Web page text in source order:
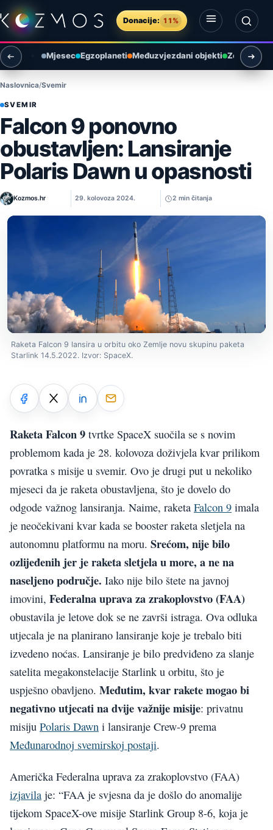
Preskoči na sadržaj
Donacije: 11%
Otvori izbornik
Otvori pretragu
Mjesec Egzoplaneti Međuzvjezdani objekti Zemlja i
Naslovnica Svemir
SVEMIR
Falcon 9 ponovno
obustavljen: Lansiranje
Polaris Dawn u opasnosti
Kozmos.hr 29. kolovoza 2024. 2 min čitanja
Raketa Falcon 9 lansira u orbitu oko Zemlje novu skupinu paketa
Starlink 14.5.2022. Izvor: SpaceX.
Raketa Falcon 9 tvrtke SpaceX suočila se s novim
problemom kada je 28. kolovoza doživjela kvar prilikom
povratka s misije u svemir. Ovo je drugi put u nekoliko
mjeseci da je raketa obustavljena, što je dovelo do
odgode važnog lansiranja. Naime, raketa Falcon 9 imala
je neočekivani kvar kada se booster raketa sletjela na
autonomnu platformu na moru. Srećom, nije bilo
ozlijeđenih jer je raketa sletjela u more, a ne na
naseljeno područje. Iako nije bilo štete na javnoj
imovini, Federalna uprava za zrakoplovstvo (FAA)
obustavila je letove dok se ne završi istraga. Ova odluka
utjecala je na planirano lansiranje koje je trebalo biti
izvedeno noćas. Lansiranje je bilo predviđeno za slanje
satelita megakonstelacije Starlink u orbitu, što je
uspješno obavljeno. Međutim, kvar rakete mogao bi
negativno utjecati na dvije važnije misije: privatnu
misiju Polaris Dawn i lansiranje Crew-9 prema
Međunarodnoj svemirskoj postaji.
Američka Federalna uprava za zrakoplovstvo (FAA)
izjavila je: “FAA je svjesna da je došlo do anomalije
tijekom SpaceX-ove misije Starlink Group 8-6, koja je